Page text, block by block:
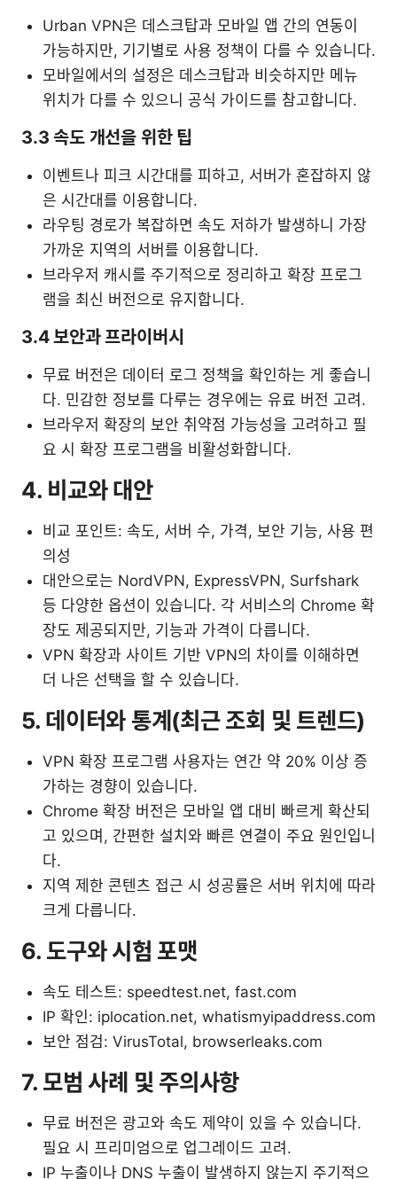
Urban VPN은 데스크탑과 모바일 앱 간의 연동이
가능하지만, 기기별로 사용 정책이 다를 수 있습니다.
모바일에서의 설정은 데스크탑과 비슷하지만 메뉴
위치가 다를 수 있으니 공식 가이드를 참고합니다.
3.3 속도 개선을 위한 팁
이벤트나 피크 시간대를 피하고, 서버가 혼잡하지 않
은 시간대를 이용합니다.
라우팅 경로가 복잡하면 속도 저하가 발생하니 가장
가까운 지역의 서버를 이용합니다.
브라우저 캐시를 주기적으로 정리하고 확장 프로그
램을 최신 버전으로 유지합니다.
3.4 보안과 프라이버시
무료 버전은 데이터 로그 정책을 확인하는 게 좋습니
다. 민감한 정보를 다루는 경우에는 유료 버전 고려.
브라우저 확장의 보안 취약점 가능성을 고려하고 필
요 시 확장 프로그램을 비활성화합니다.
4. 비교와 대안
비교 포인트: 속도, 서버 수, 가격, 보안 기능, 사용 편
의성
대안으로는 NordVPN, ExpressVPN, Surfshark
등 다양한 옵션이 있습니다. 각 서비스의 Chrome 확
장도 제공되지만, 기능과 가격이 다릅니다.
VPN 확장과 사이트 기반 VPN의 차이를 이해하면
더 나은 선택을 할 수 있습니다.
5. 데이터와 통계(최근 조회 및 트렌드)
VPN 확장 프로그램 사용자는 연간 약 20% 이상 증
가하는 경향이 있습니다.
Chrome 확장 버전은 모바일 앱 대비 빠르게 확산되
고 있으며, 간편한 설치와 빠른 연결이 주요 원인입니
다.
지역 제한 콘텐츠 접근 시 성공률은 서버 위치에 따라
크게 다릅니다.
6. 도구와 시험 포맷
속도 테스트: speedtest.net, fast.com
IP 확인: iplocation.net, whatismyipaddress.com
보안 점검: VirusTotal, browserleaks.com
7. 모범 사례 및 주의사항
무료 버전은 광고와 속도 제약이 있을 수 있습니다.
필요 시 프리미엄으로 업그레이드 고려.
IP 누출이나 DNS 누출이 발생하지 않는지 주기적으